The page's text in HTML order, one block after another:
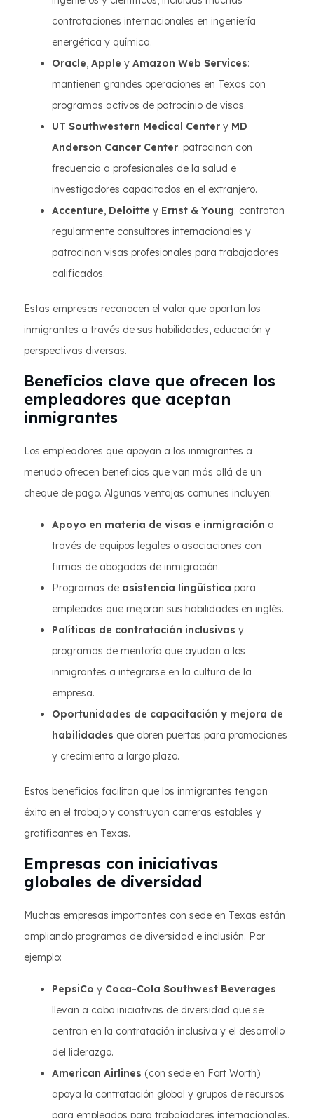
contrataciones internacionales en ingeniería
energética y química.
Oracle, Apple y Amazon Web Services:
mantienen grandes operaciones en Texas con
programas activos de patrocinio de visas.
UT Southwestern Medical Center y MD
Anderson Cancer Center: patrocinan con
frecuencia a profesionales de la salud e
investigadores capacitados en el extranjero.
Accenture, Deloitte y Ernst & Young: contratan
regularmente consultores internacionales y
patrocinan visas profesionales para trabajadores
calificados.
Estas empresas reconocen el valor que aportan los
inmigrantes a través de sus habilidades, educación y
perspectivas diversas.
Beneficios clave que ofrecen los
empleadores que aceptan
inmigrantes
Los empleadores que apoyan a los inmigrantes a
menudo ofrecen beneficios que van más allá de un
cheque de pago. Algunas ventajas comunes incluyen:
Apoyo en materia de visas e inmigración a
través de equipos legales o asociaciones con
firmas de abogados de inmigración.
Programas de asistencia lingüística para
empleados que mejoran sus habilidades en inglés.
Políticas de contratación inclusivas y
programas de mentoría que ayudan a los
inmigrantes a integrarse en la cultura de la
empresa.
Oportunidades de capacitación y mejora de
habilidades que abren puertas para promociones
y crecimiento a largo plazo.
Estos beneficios facilitan que los inmigrantes tengan
éxito en el trabajo y construyan carreras estables y
gratificantes en Texas.
Empresas con iniciativas
globales de diversidad
Muchas empresas importantes con sede en Texas están
ampliando programas de diversidad e inclusión. Por
ejemplo:
PepsiCo y Coca-Cola Southwest Beverages
llevan a cabo iniciativas de diversidad que se
centran en la contratación inclusiva y el desarrollo
del liderazgo.
American Airlines (con sede en Fort Worth)
apoya la contratación global y grupos de recursos
para empleados para trabajadores internacionales.